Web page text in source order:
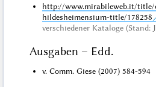
http://www.mirabileweb.it/title/
hildesheimensium-title/178258
verschiedener Kataloge (Stand:
Ausgaben – Edd.
v. Comm. Giese (2007) 584-594